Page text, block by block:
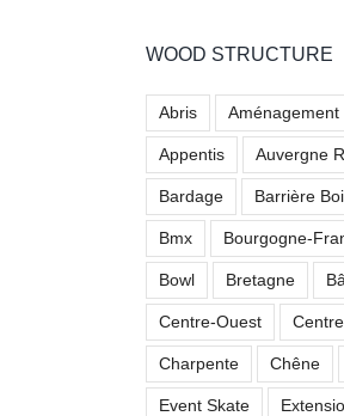
Skatepark de
WOOD STRUCTURE
Abris Aménagement
Appentis Auvergne
Bardage Barrière
Bmx Bourgogne-
Bowl Bretagne
Centre-Ouest
Charpente Chêne
Event Skate